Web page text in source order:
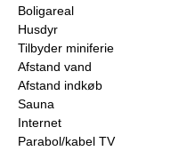
Boligareal
Husdyr
Tilbyder miniferie
Afstand vand
Afstand indkøb
Sauna
Internet
Parabol/kabel TV